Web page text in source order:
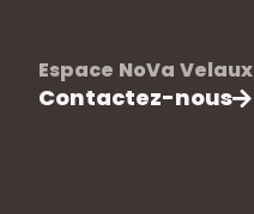
Espace NoVa Velaux
Contactez-nous